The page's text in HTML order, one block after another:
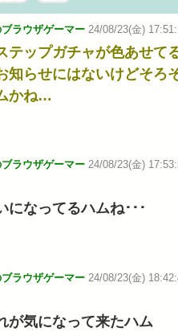
相互RSS
ラウザゲーマー 24/08/23(金)
テップガチャが色あせて
知らせにはないけどそろ
かね…
ラウザゲーマー 24/08/23(金)
になってるハムね･･･
ラウザゲーマー 24/08/23(金)
が気になって来たハム